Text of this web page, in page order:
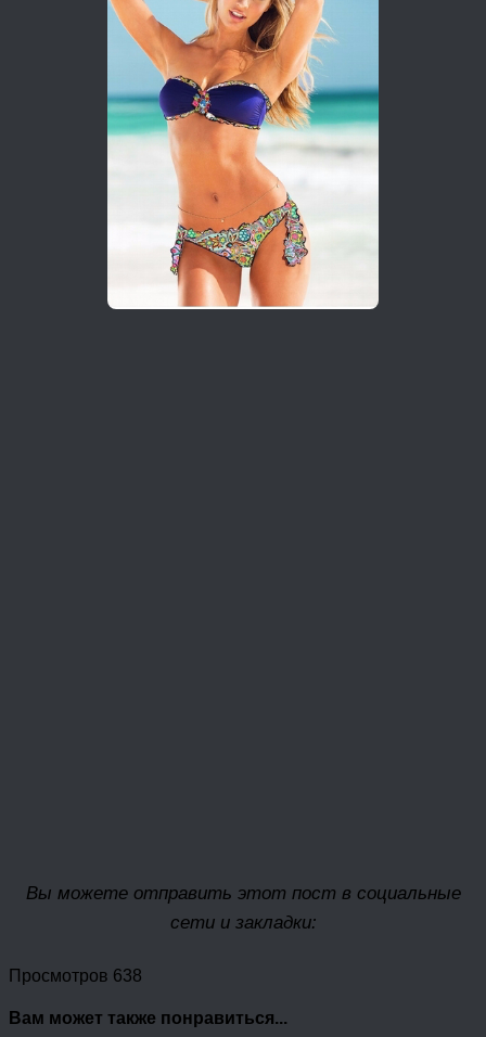
Вы можете отправить этот пост в социальные
сети и закладки:
Просмотров 638
Вам может также понравиться...